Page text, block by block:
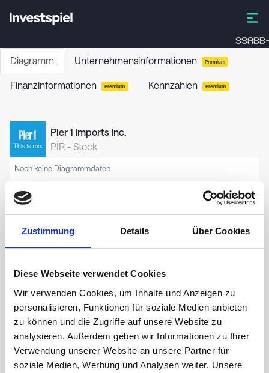
Zustimmung Details Über Cookies
Diese Webseite verwendet Cookies
Wir verwenden Cookies, um Inhalte und Anzeigen zu
personalisieren, Funktionen für soziale Medien anbieten
zu können und die Zugriffe auf unsere Website zu
analysieren. Außerdem geben wir Informationen zu Ihrer
Verwendung unserer Website an unsere Partner für
soziale Medien, Werbung und Analysen weiter. Unsere
Diagramm Unternehmensinformationen Premium
Finanzinformationen Premium Kennzahlen Premium
Pier 1 Imports Inc.
PIR - Stock
Noch keine Diagrammdaten